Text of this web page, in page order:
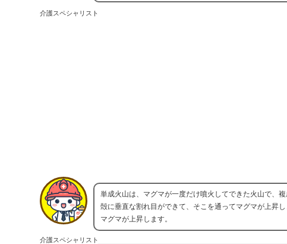
介護スペシャリスト
介護スペシャリスト
単成火山は、マグマが一度だけ噴火してできた火山で、
殻に垂直な割れ目ができて、そこを通ってマグマが上昇
マグマが上昇します。